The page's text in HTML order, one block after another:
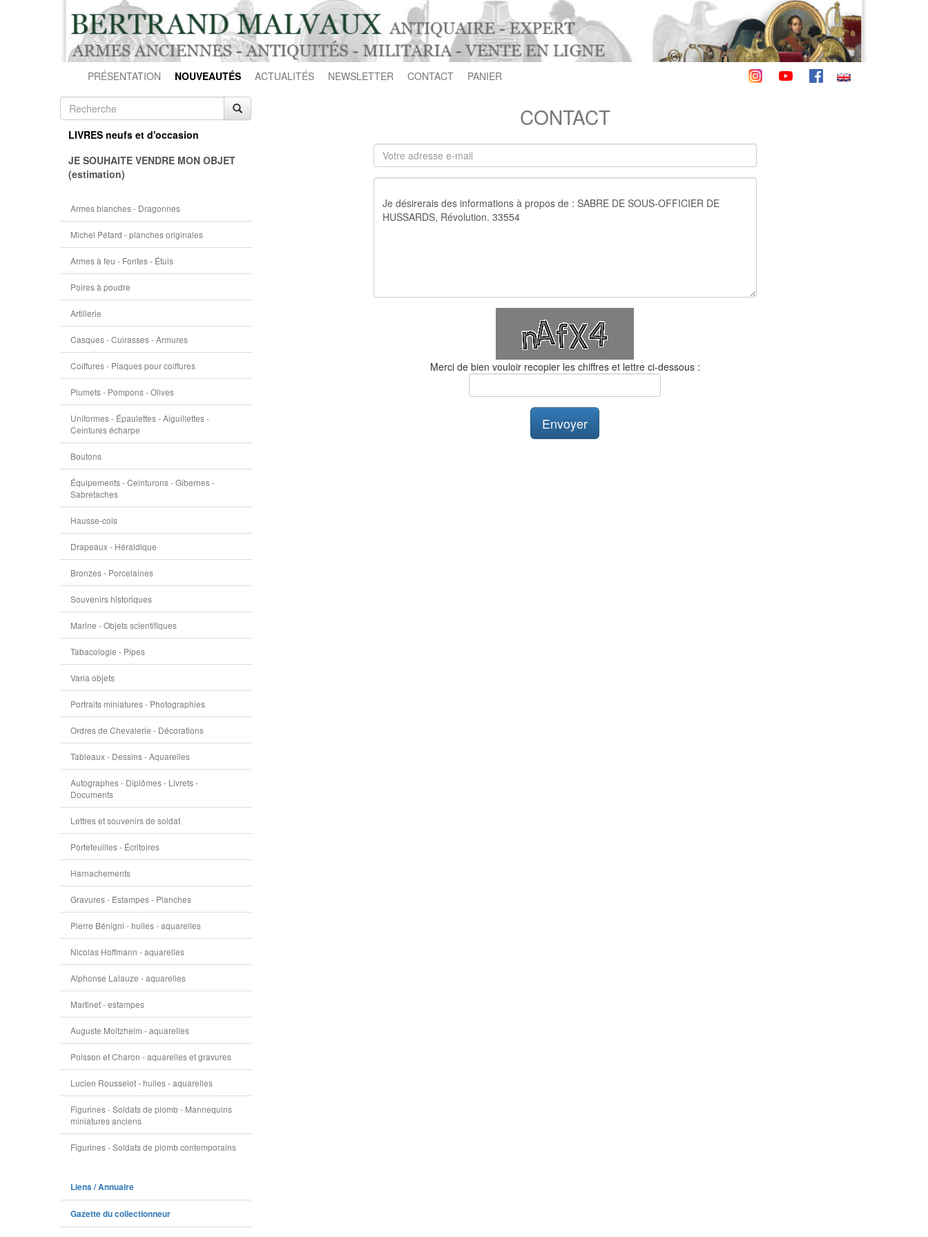
PRÉSENTATION NOUVEAUTÉS ACTUALITÉS NEWSLETTER CONTACT PANIER
LIVRES neufs et d'occasion
JE SOUHAITE VENDRE MON OBJET
(estimation)
Armes blanches - Dragonnes
Michel Pétard - planches originales
Armes à feu - Fontes - Étuis
Poires à poudre
Artillerie
Casques - Cuirasses - Armures
Coiffures - Plaques pour coiffures
Plumets - Pompons - Olives
Uniformes - Épaulettes - Aiguillettes -
Ceintures écharpe
Boutons
Équipements - Ceinturons - Gibernes -
Sabretaches
Hausse-cols
Drapeaux - Héraldique
Bronzes - Porcelaines
Souvenirs historiques
Marine - Objets scientifiques
Tabacologie - Pipes
Varia objets
Portraits miniatures - Photographies
Ordres de Chevalerie - Décorations
Tableaux - Dessins - Aquarelles
Autographes - Diplômes - Livrets -
Documents
Lettres et souvenirs de soldat
Portefeuilles - Écritoires
Harnachements
Gravures - Estampes - Planches
Pierre Bénigni - huiles - aquarelles
Nicolas Hoffmann - aquarelles
Alphonse Lalauze - aquarelles
Martinet - estampes
Auguste Moltzheim - aquarelles
Poisson et Charon - aquarelles et gravures
Lucien Rousselot - huiles - aquarelles
Figurines - Soldats de plomb - Mannequins
miniatures anciens
Figurines - Soldats de plomb contemporains
Liens / Annuaire
Gazette du collectionneur
CONTACT
Merci de bien vouloir recopier les chiffres et lettre ci-dessous :